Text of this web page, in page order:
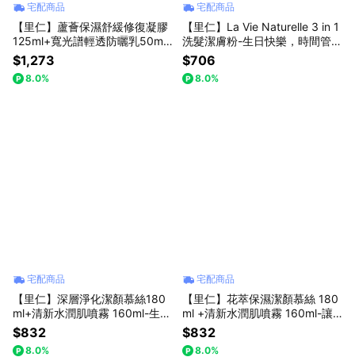
宅配商品
【里仁】蘆薈保濕舒緩修復凝膠
125ml+寬光譜輕透防曬乳50ml-
不要拒絕我的熱情
$1,273
8.0%
宅配商品
【里仁】La Vie Naturelle 3 in 1
洗髮潔膚粉-生日快樂，時間管理
大師
$706
8.0%
宅配商品
【里仁】深層淨化潔顏慕絲180
ml+清新水潤肌噴霧 160ml-生日
快樂，把今天煩惱都洗走吧
$832
8.0%
宅配商品
【里仁】花萃保濕潔顏慕絲 180
ml +清新水潤肌噴霧 160ml-讓
泡泡替我抱抱你
$832
8.0%